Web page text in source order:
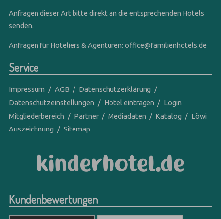
Anfragen dieser Art bitte direkt an die entsprechenden Hotels
senden.
Anfragen für Hoteliers & Agenturen:office@familienhotels.de
Service
Impressum AGB
Datenschutzerklärung
Datenschutzeinstellungen
Hotel eintragen
Login
Mitgliederbereich
Partner Mediadaten Katalog
Löwi
Auszeichnung
Sitemap
Kundenbewertungen